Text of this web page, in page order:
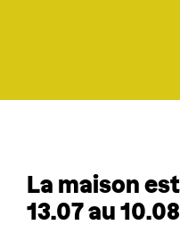
La maison
13.07 au